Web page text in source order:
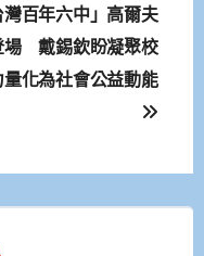
灣百年六中」高爾夫
場 戴錫欽盼凝聚校
量化為社會公益動能